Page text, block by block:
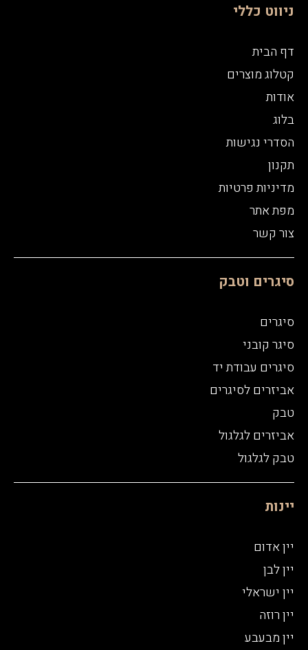
ניווט כללי
דף הבית
קטלוג מוצרים
אודות
בלוג
הסדרי נגישות
תקנון
מדיניות פרטיות
מפת אתר
צור קשר
סיגרים וטבק
סיגרים
סיגר קובני
סיגרים עבודת יד
אביזרים לסיגרים
טבק
אביזרים לגלגול
טבק לגלגול
יינות
יין אדום
יין לבן
יין ישראלי
יין רוזה
יין מבעבע